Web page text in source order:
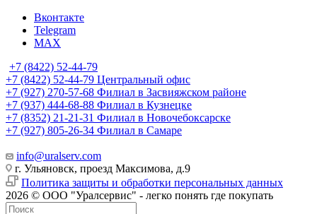
Вконтакте
Telegram
MAX
+7 (8422) 52-44-79
+7 (8422) 52-44-79 Центральный офис
+7 (927) 270-57-68 Филиал в Засвияжском районе
+7 (937) 444-68-88 Филиал в Кузнецке
+7 (8352) 21-21-31 Филиал в Новочебоксарске
+7 (927) 805-26-34 Филиал в Самаре
info@uralserv.com
г. Ульяновск, проезд Максимова, д.9
Политика защиты и обработки персональных данных
2026 © ООО "Уралсервис" - легко понять где покупать